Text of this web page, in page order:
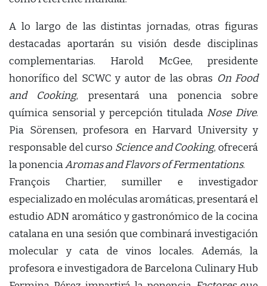
A lo largo de las distintas jornadas, otras figuras
destacadas aportarán su visión desde disciplinas
complementarias. Harold McGee, presidente
honorífico del SCWC y autor de las obras On Food
and Cooking, presentará una ponencia sobre
química sensorial y percepción titulada Nose Dive.
Pia Sörensen, profesora en Harvard University y
responsable del curso Science and Cooking, ofrecerá
la ponenciaAromas and Flavors of Fermentations.
François Chartier, sumiller e investigador
especializado en moléculas aromáticas, presentará el
estudio ADN aromático y gastronómico de la cocina
catalana en una sesión que combinará investigación
molecular y cata de vinos locales. Además, la
profesora e investigadora de Barcelona Culinary Hub